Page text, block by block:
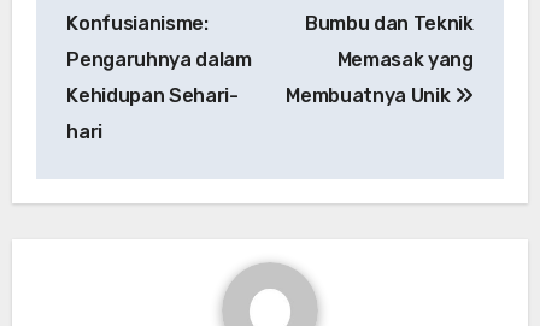
Konfusianisme:
Pengaruhnya dalam
Kehidupan Sehari-
hari
Bumbu dan Teknik
Memasak yang
Membuatnya Unik